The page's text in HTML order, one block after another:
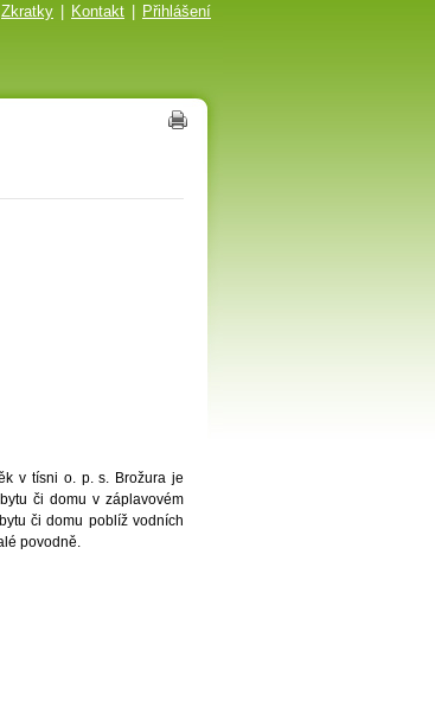
Zkratky Kontakt Přihlášení
v tísni o. p. s. Brožura je
či domu v záplavovém
či domu poblíž vodních
povodně.